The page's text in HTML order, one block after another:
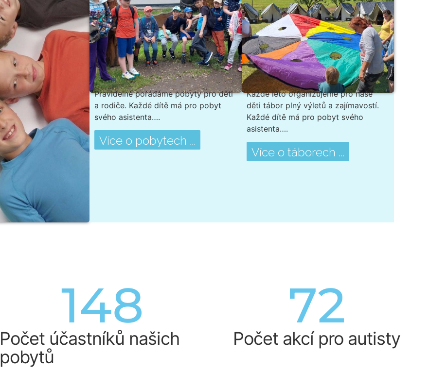
Pravidelně pořádáme pobyty pro děti
a rodiče. Každé dítě má pro pobyt
svého asistenta….
Více o pobytech ...
Každé léto organizujeme pro naše
děti tábor plný výletů a zajímavostí.
Každé dítě má pro pobyt svého
asistenta….
Více o táborech ...
Počet účastníků našich
pobytů
226
Počet akcí pro autisty
85